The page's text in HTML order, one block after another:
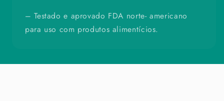
– Testado e aprovado FDA norte- americano
para uso com produtos alimentícios.